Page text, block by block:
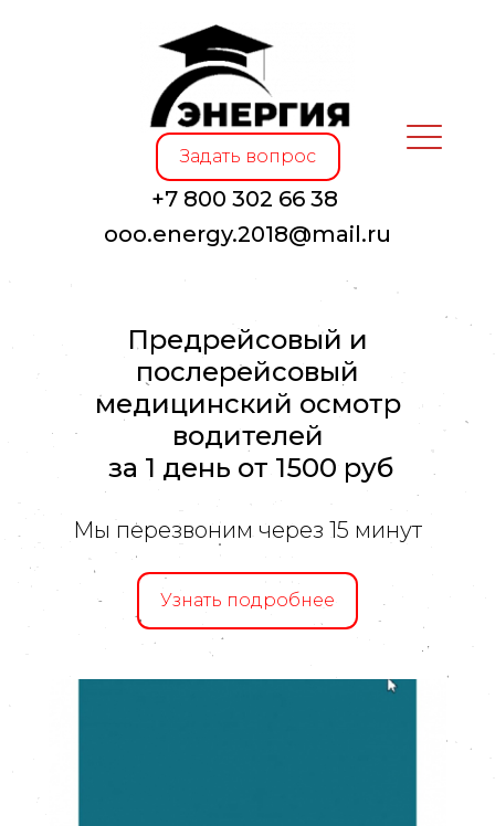
Задать вопрос
+7 800 302 66 38
oоo.energy.2018@mail.ru
Предрейсовый и
послерейсовый
медицинский осмотр
водителей
за 1 день от 1500 руб
Мы перезвоним через 15 минут
Узнать подробнее